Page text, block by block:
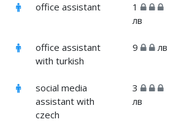
office assistant
1
лв
office assistant
with turkish
9 лв
social media
assistant with
czech
3
лв